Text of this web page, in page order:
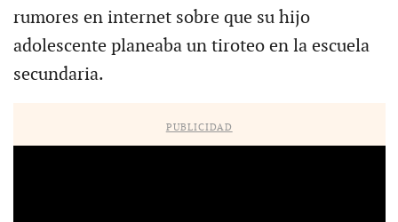
rumores en internet sobre que su hijo
adolescente planeaba un tiroteo en la escuela
secundaria.
PUBLICIDAD